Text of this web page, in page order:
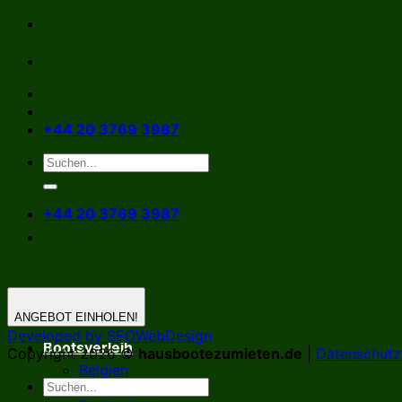
Zum
springen
+44 20 3769 3987
+44 20 3769 3987
Bootsverleih
Belgien
Deutschland
ANGEBOT EINHOLEN!
Developed by SEOWebDesign
Copyright 2026 © hausbootezumieten.de